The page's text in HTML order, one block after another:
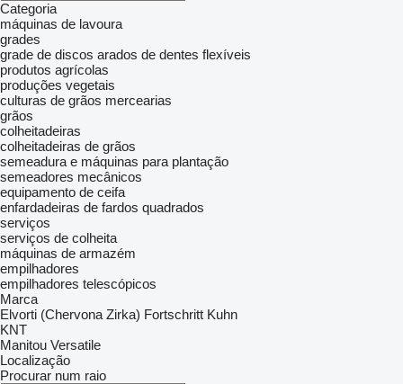
Categoria
máquinas de lavoura
grades
grade de discos arados de dentes flexíveis
produtos agrícolas
produções vegetais
culturas de grãos mercearias
grãos
colheitadeiras
colheitadeiras de grãos
semeadura e máquinas para plantação
semeadores mecânicos
equipamento de ceifa
enfardadeiras de fardos quadrados
serviços
serviços de colheita
máquinas de armazém
empilhadores
empilhadores telescópicos
Marca
Elvorti (Chervona Zirka) Fortschritt Kuhn
KNT
Manitou Versatile
Localização
Procurar num raio